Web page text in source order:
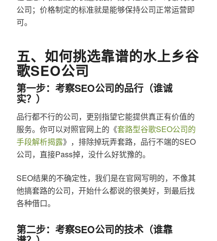
公司；价格制定的标准就是能够保持公司正常运营即
可。
五、如何挑选靠谱的水上乡谷
歌SEO公司
第一步：考察SEO公司的品行（谁诚
实？）
品行都不行的公司，更别指望它能提供真正有价值的
服务。你可以对照官网上的《套路型谷歌SEO公司的
手段解析揭露》，排除掉玩弄套路，品行不端的SEO
公司，直接Pass掉，没什么好犹豫的。
SEO结果的不确定性，我们是在官网写明的，不像其
他搞套路的公司，开始什么都说的很美好，到最后找
各种借口。
第二步：考察SEO公司的技术（谁靠